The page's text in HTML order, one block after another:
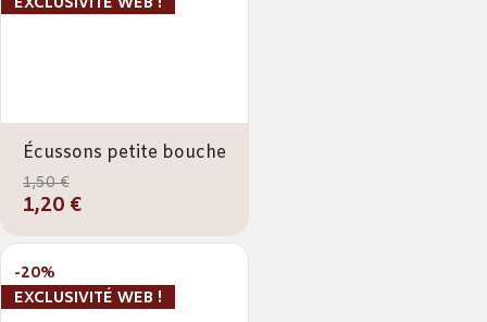
Écussons petite bouche
1,50 €
1,20 €
-20%
EXCLUSIVITÉ WEB !